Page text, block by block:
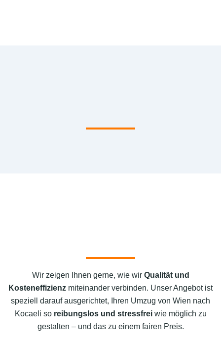
Wir zeigen Ihnen gerne, wie wir Qualität und
Kosteneffizienz miteinander verbinden. Unser Angebot ist
speziell darauf ausgerichtet, Ihren Umzug von Wien nach
Kocaeli so reibungslos und stressfreiwie möglich zu
gestalten – und das zu einem fairen Preis.